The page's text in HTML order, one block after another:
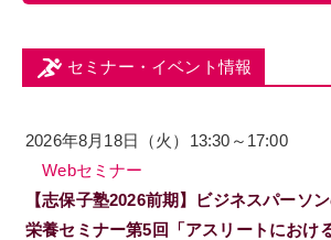
セミナー・イベント情報
2026年8月18日（火）13:30～17:00
Webセミナー
【志保子塾2026前期】ビジネスパーソ
栄養セミナー第5回「アスリートにおけ